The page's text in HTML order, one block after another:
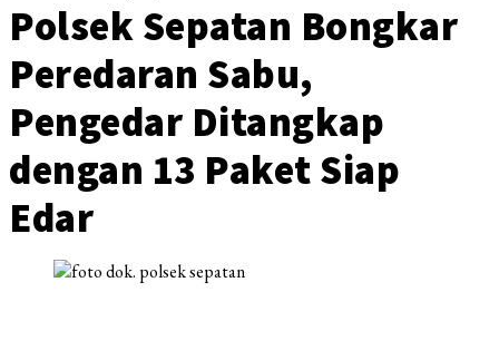
Polsek Sepatan Bongkar
Peredaran Sabu,
Pengedar Ditangkap
dengan 13 Paket Siap
Edar